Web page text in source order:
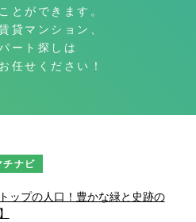
とができます。
貸マンション、
ート探しは
任せください！
チナビ
ップの人口！豊かな緑と史跡の